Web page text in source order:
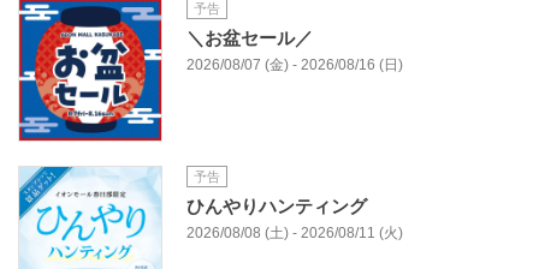
予告
＼お盆セール／
2026/08/07 (金) - 2026/08/16 (日)
予告
ひんやりハンティング
2026/08/08 (土) - 2026/08/11 (火)